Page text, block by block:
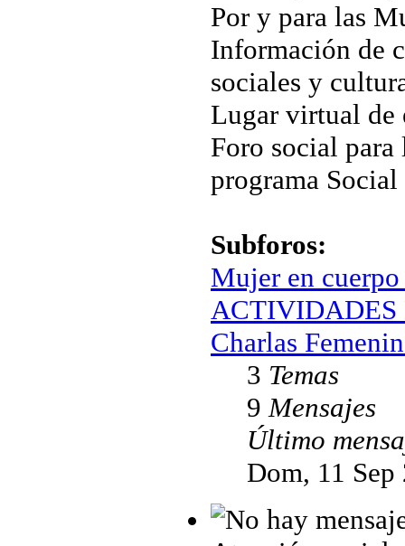
Por y para las
Información de
sociales y
Lugar virtual de
Foro social
programa
Subforos:
Mujer en
ACTIVIDADES
Charlas
3 Temas
9Mensajes
Último
Dom, 11